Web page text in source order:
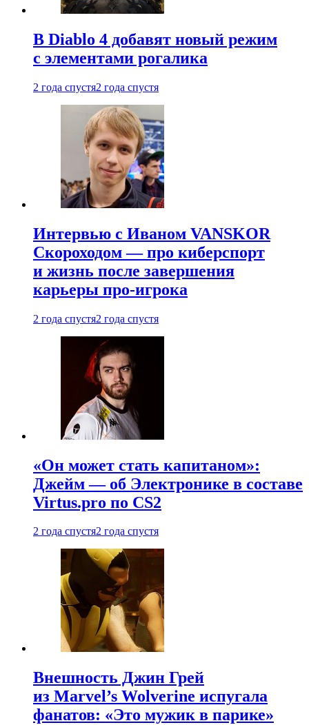
В Diablo 4 добавят новый режим
с элементами рогалика
2 года спустя2 года спустя
Интервью с Иваном VANSKOR
Скороходом — про киберспорт
и жизнь после завершения
карьеры про-игрока
2 года спустя2 года спустя
«Он может стать капитаном»:
Джейм — об Электронике в составе
Virtus.pro по CS2
2 года спустя2 года спустя
Внешность Джин Грей
из Marvel’s Wolverine испугала
фанатов: «Это мужик в парике»